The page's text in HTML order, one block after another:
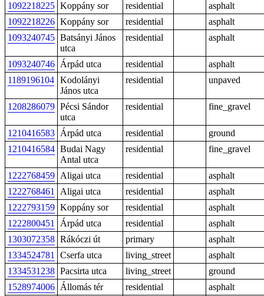
1092218225 Koppány sor residential
asphalt
1092218226 Koppány sor residential
asphalt
1093240745 Batsányi János
utca
residential asphalt
1093240746 Árpád utca residential
asphalt
1189196104 Kodolányi
János utca
residential unpaved
1208286079 Pécsi Sándor
utca
residential fine_gravel
1210416583 Árpád utca residential
ground
1210416584 Budai Nagy
Antal utca
residential fine_gravel
1222768459 Aligai utca residential
asphalt
1222768461
Aligai utca residential
asphalt
1222793159 Koppány sor residential
asphalt
1222800451
Árpád utca residential
asphalt
1303072358 Rákóczi út primary
asphalt
1334524781
Cserfa utca living_street
asphalt
1334531238 Pacsirta utca living_street
ground
1528974006 Állomás tér residential
asphalt